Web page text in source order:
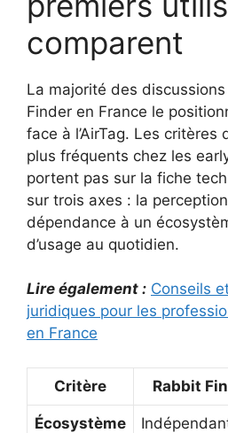
comparent
La majorité des
Finder en France le
face à l’AirTag. Les critères
plus fréquents chez les
portent pas sur la fiche
sur trois axes : la
dépendance à un
d’usage au quotidien.
Lire également : Conseils
juridiques pour les
en France
Critère Rabbit
Écosystème